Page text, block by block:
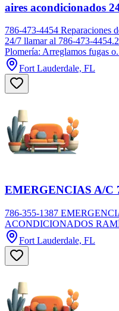
aires acondicionados
786-473-4454 Reparaciones
24/7 llamar al 786-473-
Plomería: Arreglamos fugas
Fort Lauderdale, FL
EMERGENCIAS A/C
786-355-1387
ACONDICIONADOS
Fort Lauderdale, FL